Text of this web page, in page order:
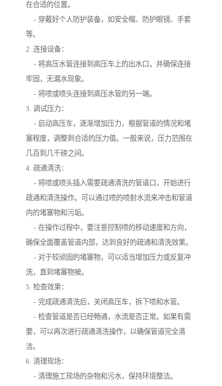
在合适的位置。
- 穿戴好个人防护装备，如安全帽、防护眼镜、手套
等。
2. 连接设备：
- 将高压水管连接到高压车上的出水口，并确保连接
牢固，无漏水现象。
- 将喷或喷头连接到高压水管的另一端。
3. 调试压力：
- 启动高压车，逐渐增加压力，根据管道的情况和堵
塞程度，调整到合适的压力值。一般来说，压力范围在
几百到几千磅之间。
4. 疏通清洗：
- 将喷或喷头插入需要疏通清洗的管道口，开始进行
疏通和清洗操作。可以通过喷的喷射水流来冲击和管道
内的堵塞物和污垢。
- 在操作过程中，要注意控制喷的移动速度和方向，
确保全面覆盖管道内部，达到良好的疏通和清洗效果。
- 对于较顽固的堵塞物，可以适当增加压力或反复冲
洗，直到堵塞物被。
5. 检查效果：
- 完成疏通清洗后，关闭高压车，拆下喷和水管。
- 检查管道是否已经畅通，水流是否正常。如果有需
要，可以再次进行疏通清洗操作，以确保管道完全清
洁。
6. 清理现场：
- 清理施工现场的杂物和污水，保持环境整洁。